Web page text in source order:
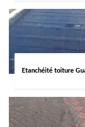
Etanchéité toiture